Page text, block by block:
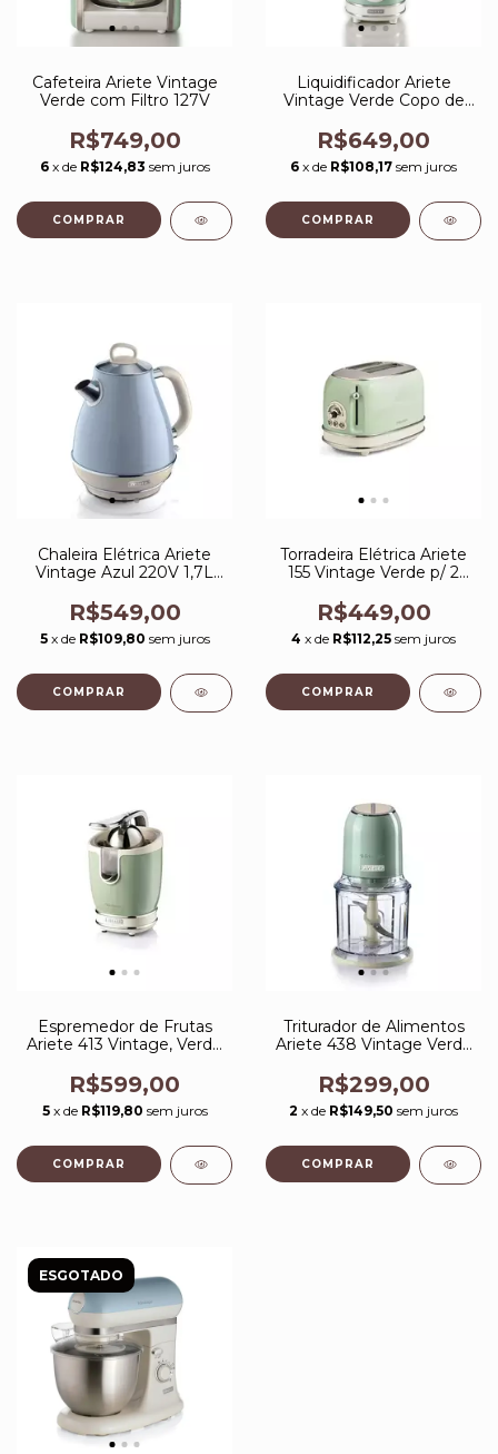
Cafeteira Ariete Vintage
Verde com Filtro 127V
R$749,00
6 x de R$124,83 sem juros
Liquidificador Ariete
Vintage Verde Copo de
R$649,00
6 x de R$108,17 sem juros
Chaleira Elétrica Ariete
Vintage Azul 220V 1,7L
R$549,00
5 x de R$109,80 sem juros
Torradeira Elétrica Ariete
155 Vintage Verde p/ 2
Tostagem 750W
R$449,00
4 x de R$112,25 sem juros
COMPRAR
Espremedor de Frutas
Ariete 413 Vintage, Verde
R$599,00
5 x de R$119,80 sem juros
COMPRAR
Triturador de Alimentos
Ariete 438 Vintage Verde
R$299,00
2 x de R$149,50 sem juros
COMPRAR
ESGOTADO